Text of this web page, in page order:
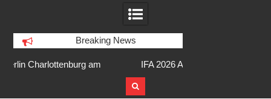
Breaking News
IFA 2026 Audio wird größer,
internationaler und vielfältiger